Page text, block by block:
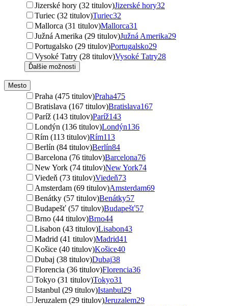
Jizerské hory (32 titulov)Jizerské hory32
Turiec (32 titulov)Turiec32
Mallorca (31 titulov)Mallorca31
Južná Amerika (29 titulov)Južná Amerika29
Portugalsko (29 titulov)Portugalsko29
Vysoké Tatry (28 titulov)Vysoké Tatry28
Ďalšie možnosti
Mesto
Praha (475 titulov)Praha475
Bratislava (167 titulov)Bratislava167
Paríž (143 titulov)Paríž143
Londýn (136 titulov)Londýn136
Rím (113 titulov)Rím113
Berlín (84 titulov)Berlín84
Barcelona (76 titulov)Barcelona76
New York (74 titulov)New York74
Viedeň (73 titulov)Viedeň73
Amsterdam (69 titulov)Amsterdam69
Benátky (57 titulov)Benátky57
Budapešť (57 titulov)Budapešť57
Brno (44 titulov)Brno44
Lisabon (43 titulov)Lisabon43
Madrid (41 titulov)Madrid41
Košice (40 titulov)Košice40
Dubaj (38 titulov)Dubaj38
Florencia (36 titulov)Florencia36
Tokyo (31 titulov)Tokyo31
Istanbul (29 titulov)Istanbul29
Jeruzalem (29 titulov)Jeruzalem29